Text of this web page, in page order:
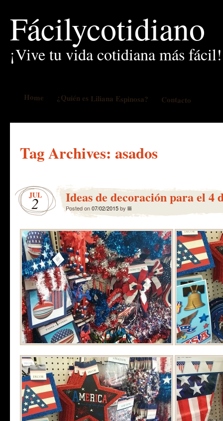
Fácilycotidiano
¡Vive tu vida cotidiana más fácil!
Home ¿Quién es Liliana Espinosa? Contacto
Tag Archives: asados
JUL
2 Ideas de decoración para el 4
Posted on07/02/2015by lili